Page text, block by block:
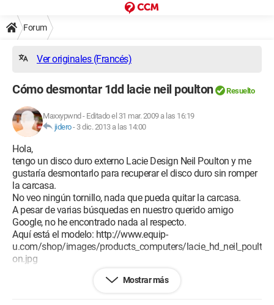
Forum
Ver originales (Francés)
Cómo desmontar 1dd lacie neil poulton Resuelto
Maxxypwnd - Editado el 31 mar. 2009 a las 16:19
jidero- 3 dic. 2013 a las 14:00
Hola,
tengo un disco duro externo Lacie Design Neil Poulton y me
gustaría desmontarlo para recuperar el disco duro sin romper
la carcasa.
No veo ningún tornillo, nada que pueda quitar la carcasa.
A pesar de varias búsquedas en nuestro querido amigo
Google, no he encontrado nada al respecto.
Aquí está el modelo: http://www.equip-
u.com/shop/images/products_computers/lacie_hd_neil_poult
on.jpg
Windows XP Firefox 3.0.8
Mostrar más